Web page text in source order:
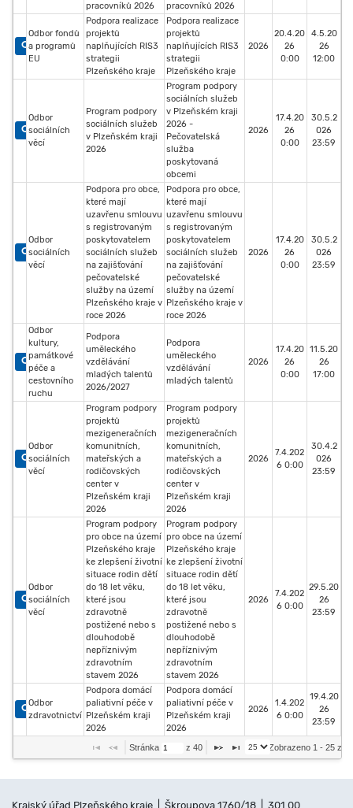
pracovníků 2026
pracovníků 2026
Odbor fondů
a programů
EU
Podpora realizace
projektů
naplňujících RIS3
strategii
Plzeňského kraje
Podpora realizace
projektů
naplňujících RIS3
strategii
Plzeňského kraje
2026
20.4.20
26
0:00
4.5.20
26
12:00
Odbor
sociálních
věcí
Program podpory
sociálních služeb
v Plzeňském kraji
2026
Program podpory
sociálních služeb
v Plzeňském kraji
2026 -
Pečovatelská
služba
poskytovaná
obcemi
2026
17.4.20
26
0:00
30.5.2
026
23:59
Odbor
sociálních
věcí
Podpora pro obce,
které mají
uzavřenu smlouvu
s registrovaným
poskytovatelem
sociálních služeb
na zajišťování
pečovatelské
služby na území
Plzeňského kraje v
roce 2026
Podpora pro obce,
které mají
uzavřenu smlouvu
s registrovaným
poskytovatelem
sociálních služeb
na zajišťování
pečovatelské
služby na území
Plzeňského kraje v
roce 2026
2026
17.4.20
26
0:00
30.5.2
026
23:59
Odbor
kultury,
památkové
péče a
cestovního
ruchu
Podpora
uměleckého
vzdělávání
mladých talentů
2026/2027
Podpora
uměleckého
vzdělávání
mladých talentů
2026
17.4.20
26
0:00
11.5.20
26
17:00
Odbor
sociálních
věcí
Program podpory
projektů
mezigeneračních
komunitních,
mateřských a
rodičovských
center v
Plzeňském kraji
2026
Program podpory
projektů
mezigeneračních
komunitních,
mateřských a
rodičovských
center v
Plzeňském kraji
2026
2026
7.4.202
6 0:00
30.4.2
026
23:59
Odbor
sociálních
věcí
Program podpory
pro obce na území
Plzeňského kraje
ke zlepšení životní
situace rodin dětí
do 18 let věku,
které jsou
zdravotně
postižené nebo s
dlouhodobě
nepříznivým
zdravotním
stavem 2026
Program podpory
pro obce na území
Plzeňského kraje
ke zlepšení životní
situace rodin dětí
do 18 let věku,
které jsou
zdravotně
postižené nebo s
dlouhodobě
nepříznivým
zdravotním
stavem 2026
2026
7.4.202
6 0:00
29.5.20
26
23:59
Odbor
zdravotnictví
Podpora domácí
paliativní péče v
Plzeňském kraji
2026
Podpora domácí
paliativní péče v
Plzeňském kraji
2026
2026
1.4.202
6 0:00
19.4.20
26
23:59
Stránka z 40 Zobrazeno 1 - 25 z
Krajský úřad Plzeňského kraje | Škroupova 1760/18 | 301 00